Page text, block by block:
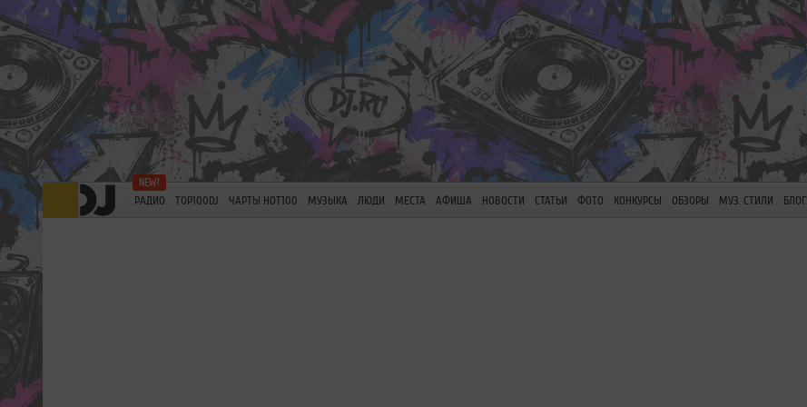
РАДИО TOP100DJ ЧАРТЫ HOT100 МУЗЫКА ЛЮДИ МЕСТА АФИША НОВОСТИ СТАТЬИ ФОТО КОНКУРСЫ ОБЗОРЫ МУЗ. СТИЛИ